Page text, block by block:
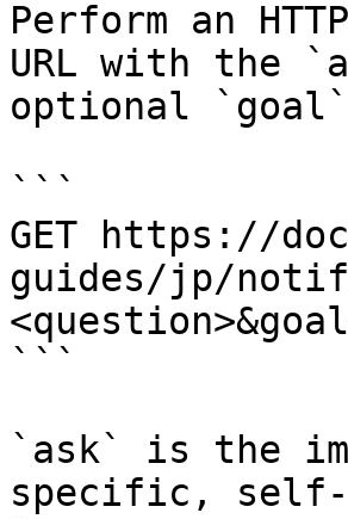
Perform an
URL with the
optional
```
GET https://
guides/jp/
```
`ask` is the
specific, self-